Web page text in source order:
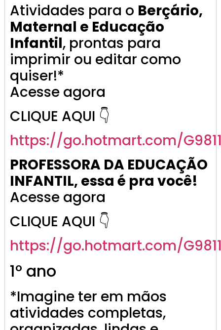
Atividades para o Berçário,
Maternal e Educação
Infantil, prontas para
imprimir ou editar como
quiser!*
Acesse agora
CLIQUE AQUI 👇
https://go.hotmart.com/
PROFESSORA DA EDUCAÇÃO
INFANTIL, essa é pra você!
Acesse agora
CLIQUE AQUI 👇
https://go.hotmart.com/
1º ano
*Imagine ter em mãos
atividades completas,